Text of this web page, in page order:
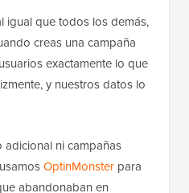
igual que todos los demás,
creas una campaña
exactamente lo que
y nuestros datos lo
ni campañas
OptinMonster para
abandonaban en